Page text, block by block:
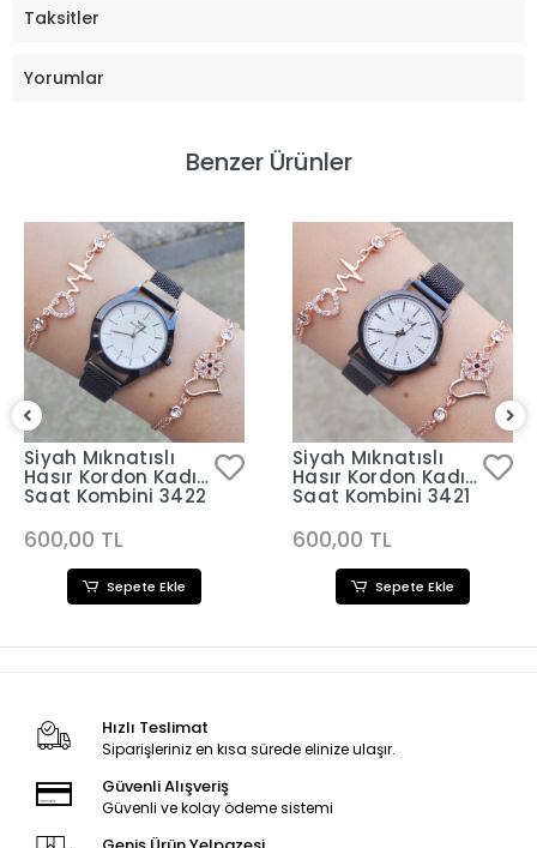
Taksitler
Yorumlar
Benzer Ürünler
Siyah Mıknatıslı
Hasır Kordon Kadın
Saat Kombini 3422
600,00 TL
Sepete Ekle
Siyah Mıknatıslı
Hasır Kordon Kadın
Saat Kombini 3421
600,00 TL
Sepete Ekle
Hızlı Teslimat
Siparişleriniz en kısa sürede elinize ulaşır.
Güvenli Alışveriş
Güvenli ve kolay ödeme sistemi